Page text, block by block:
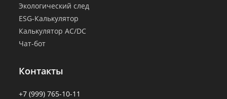
Экологический след
ESG-Калькулятор
Калькулятор AC/DC
Чат-бот
Контакты
+7 (999) 765-10-11